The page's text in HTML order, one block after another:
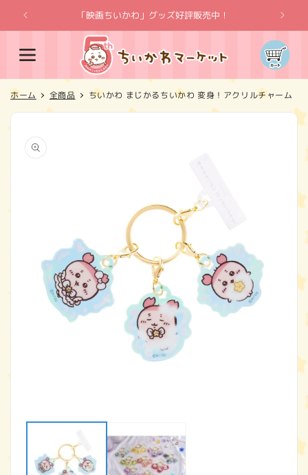
ンツに
進む
「映画ちいかわ」グッズ好評販売中！
カ
ー
ト
ホーム 全商品 ちいかわ まじかるちいかわ 変身！アクリルチャーム（
報にス
キップ